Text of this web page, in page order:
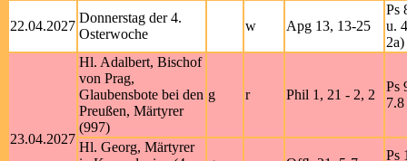
22.04.2027
Donnerstag der 4.
Osterwoche
w Apg 13, 13-25
Ps
u.
2a)
23.04.2027
Hl. Adalbert, Bischof
von Prag,
Glaubensbote bei den
Preußen, Märtyrer
(997)
g r Phil 1, 21 - 2, 2
Ps
Hl. Georg, Märtyrer
Ps